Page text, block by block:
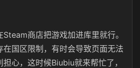
商店把游戏加进库里就行。
国区限制，有时会导致页面无法
心，这时候Biubiu就来帮忙了，